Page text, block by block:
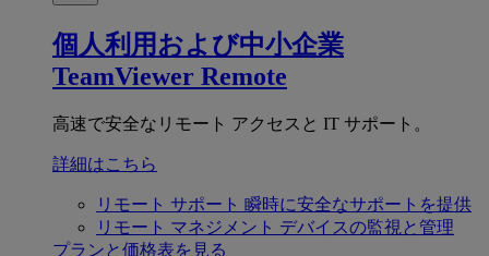
個人利用および中小企業
TeamViewer Remote
高速で安全なリモート アクセスと IT サポート。
詳細はこちら
リモート サポート 瞬時に安全なサポートを提供
リモート マネジメント デバイスの監視と管理
プランと価格表を見る